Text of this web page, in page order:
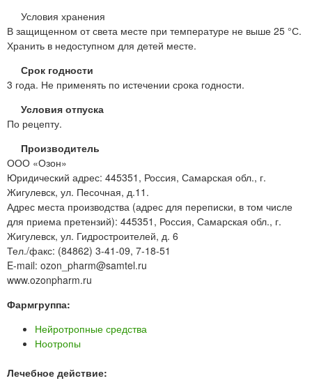
Условия хранения
В защищенном от света месте при температуре не выше 25 °С.
Хранить в недоступном для детей месте.
Срок годности
3 года. Не применять по истечении срока годности.
Условия отпуска
По рецепту.
Производитель
ООО «Озон»
Юридический адрес: 445351, Россия, Самарская обл., г.
Жигулевск, ул. Песочная, д.11.
Адрес места производства (адрес для переписки, в том числе
для приема претензий): 445351, Россия, Самарская обл., г.
Жигулевск, ул. Гидростроителей, д. 6
Тел./факс: (84862) 3-41-09, 7-18-51
E-mail: ozon_pharm@samtel.ru
www.ozonpharm.ru
Фармгруппа:
Нейротропные средства
Ноотропы
Лечебное действие: